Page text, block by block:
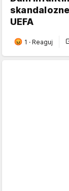
UEFA
1 · Reaguj